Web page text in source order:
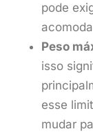
pode
Peso
isso
esse
mudar